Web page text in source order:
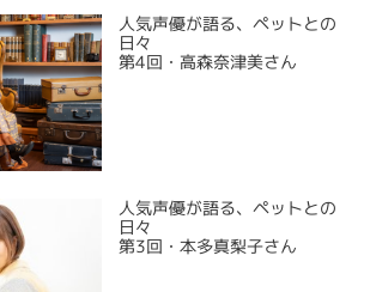
人気声優が語る、ペットとの
日々
第4回・高森奈津美さん
人気声優が語る、ペットとの
日々
第3回・本多真梨子さん